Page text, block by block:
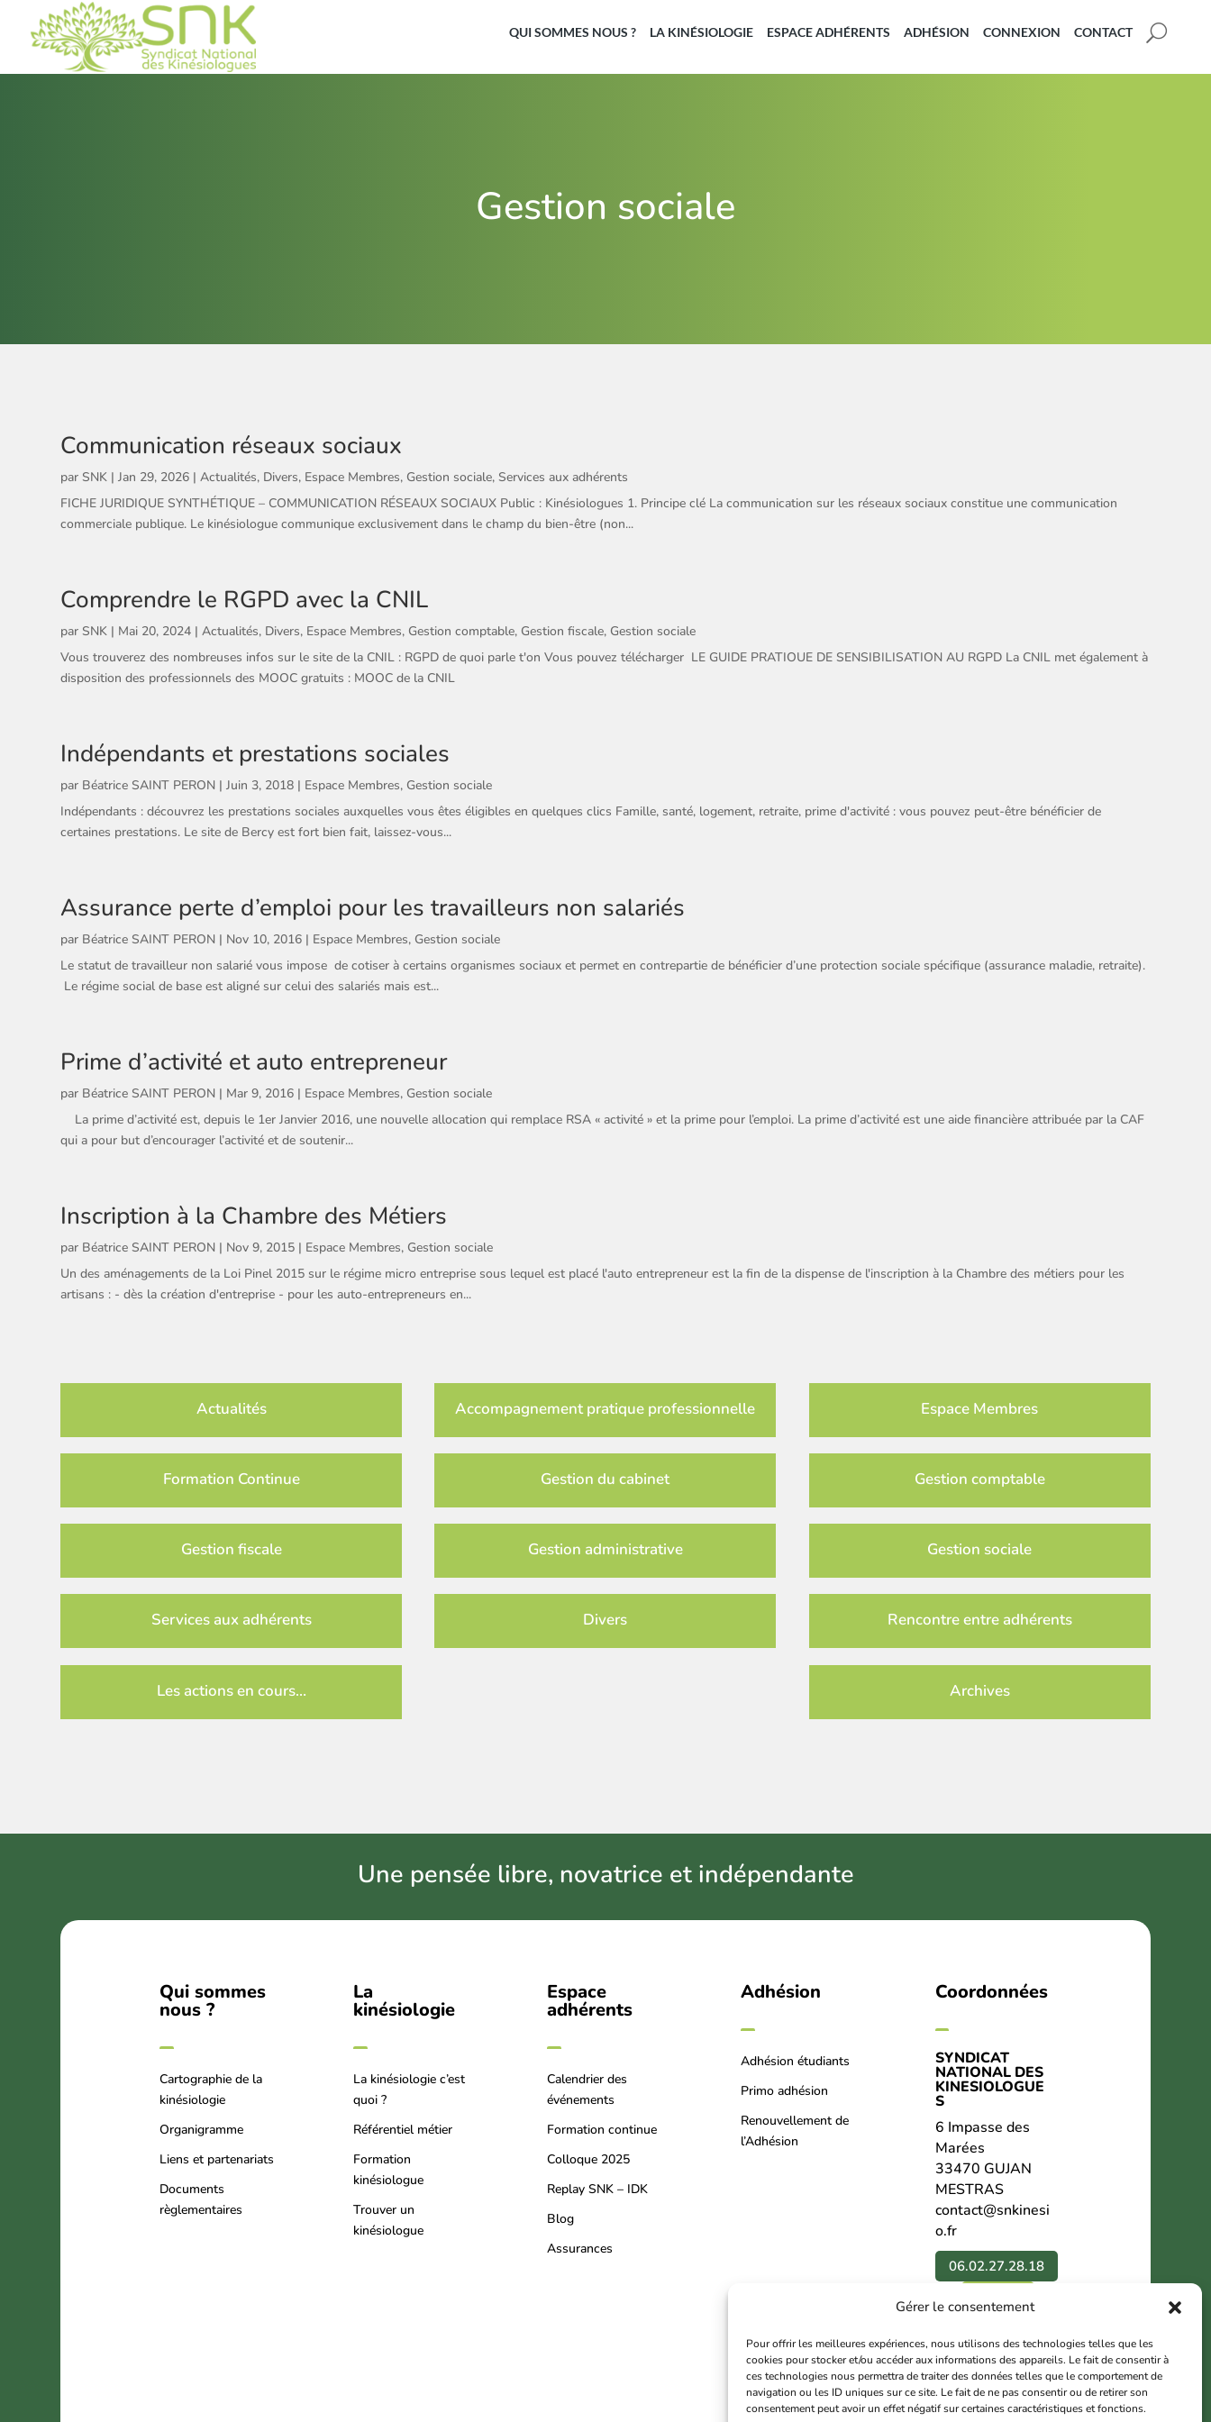
Gérer le consentement
Pour offrir les meilleures expériences, nous utilisons des technologies telles que les
cookies pour stocker et/ou accéder aux informations des appareils. Le fait de consentir à
ces technologies nous permettra de traiter des données telles que le comportement de
navigation ou les ID uniques sur ce site. Le fait de ne pas consentir ou de retirer son
consentement peut avoir un effet négatif sur certaines caractéristiques et fonctions.
QUI SOMMES NOUS ? LA KINÉSIOLOGIE ESPACE ADHÉRENTS ADHÉSION CONNEXION CONTACT U
Gestion sociale
Communication réseaux sociaux
parSNK |Jan 29, 2026 |Actualités, Divers, Espace Membres, Gestion sociale,Services aux adhérents
FICHE JURIDIQUE SYNTHÉTIQUE – COMMUNICATION RÉSEAUX SOCIAUX Public : Kinésiologues 1. Principe clé La communication sur les réseaux sociaux constitue une communication
commerciale publique. Le kinésiologue communique exclusivement dans le champ du bien-être (non...
Comprendre le RGPD avec la CNIL
parSNK | Mai 20, 2024 |Actualités, Divers, Espace Membres, Gestion comptable, Gestion fiscale, Gestion sociale
Vous trouverez des nombreuses infos sur le site de la CNIL : RGPD de quoi parle t'on Vous pouvez télécharger LE GUIDE PRATIOUE DE SENSIBILISATION AU RGPD La CNIL met également à
disposition des professionnels des MOOC gratuits : MOOC de la CNIL
Indépendants et prestations sociales
par Béatrice SAINT PERON |Juin 3, 2018 | Espace Membres, Gestion sociale
Indépendants : découvrez les prestations sociales auxquelles vous êtes éligibles en quelques clics Famille, santé, logement, retraite, prime d'activité : vous pouvez peut-être bénéficier de
certaines prestations. Le site de Bercy est fort bien fait, laissez-vous...
Assurance perte d’emploi pour les travailleurs non salariés
par Béatrice SAINT PERON | Nov 10, 2016 | Espace Membres, Gestion sociale
Le statut de travailleur non salarié vous impose de cotiser à certains organismes sociaux et permet en contrepartie de bénéficier d’une protection sociale spécifique (assurance maladie, retraite).
Le régime social de base est aligné sur celui des salariés mais est...
Prime d’activité et auto entrepreneur
par Béatrice SAINT PERON | Mar 9, 2016 | Espace Membres, Gestion sociale
La prime d’activité est, depuis le 1er Janvier 2016, une nouvelle allocation qui remplace RSA « activité » et la prime pour l’emploi. La prime d’activité est une aide financière attribuée par la CAF
qui a pour but d’encourager l’activité et de soutenir...
Inscription à la Chambre des Métiers
par Béatrice SAINT PERON | Nov 9, 2015 | Espace Membres, Gestion sociale
Un des aménagements de la Loi Pinel 2015 sur le régime micro entreprise sous lequel est placé l'auto entrepreneur est la fin de la dispense de l'inscription à la Chambre des métiers pour les
artisans : - dès la création d'entreprise - pour les auto-entrepreneurs en...
Actualités
Formation Continue
Gestion fiscale
Services aux adhérents
Les actions en cours…
Accompagnement pratique professionnelle
Gestion du cabinet
Gestion administrative
Divers
Espace Membres
Gestion comptable
Gestion sociale
Rencontre entre adhérents
Archives
Une pensée libre, novatrice et indépendante
Qui sommes
nous ?
Cartographie de la
kinésiologie
Organigramme
Liens et partenariats
Documents
règlementaires
La
kinésiologie
La kinésiologie c’est
quoi ?
Référentiel métier
Formation
kinésiologue
Trouver un
kinésiologue
Espace
adhérents
Calendrier des
événements
Formation continue
Colloque 2025
Replay SNK – IDK
Blog
Assurances
Adhésion
Adhésion étudiants
Primo adhésion
Renouvellement de
l’Adhésion
Coordonnées
SYNDICAT
NATIONAL DES
KINESIOLOGUE
S
6 Impasse des
Marées
33470 GUJAN
MESTRAS
contact@snkinesi
o.fr
06.02.27.28.18
Nous suivre